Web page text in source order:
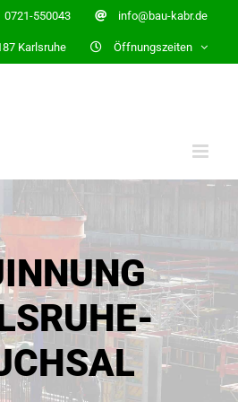
0721-550043 info@bau-kabr.de
Karlsruhe Öffnungszeiten